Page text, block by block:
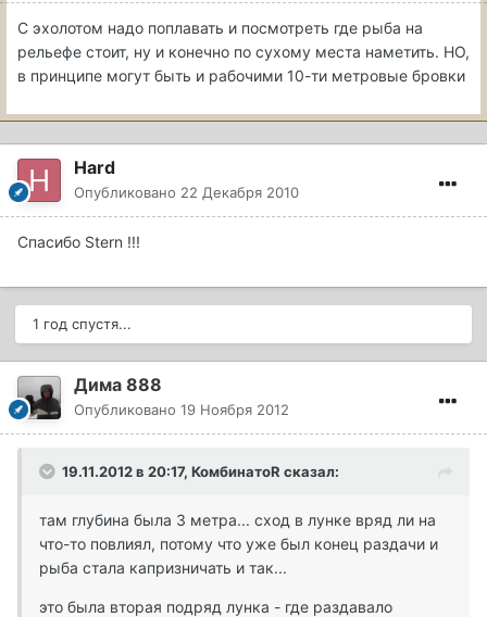
С эхолотом надо поплавать и посмотреть где рыба на
рельефе стоит, ну и конечно по сухому места наметить. НО,
в принципе могут быть и рабочими 10-ти метровые бровки
Hard
Опубликовано 22 Декабря 2010
Спасибо Stern !!!
1 год спустя...
Дима 888
Опубликовано 19 Ноября 2012
19.11.2012 в 20:17, КомбинатоR сказал:
там глубина была 3 метра... сход в лунке вряд ли на
что-то повлиял, потому что уже был конец раздачи и
рыба стала капризничать и так...
это была вторая подряд лунка - где раздавало